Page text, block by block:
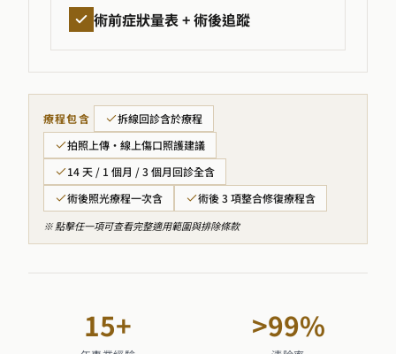
術前症狀量表 + 術後追蹤
療程包含
拆線回診含於療程
拍照上傳・線上傷口照護建議
14 天 / 1 個月 / 3 個月回診全含
術後照光療程一次含
術後 3 項整合修復療程含
※ 點擊任一項可查看完整適用範圍與排除條款
15+ >99%